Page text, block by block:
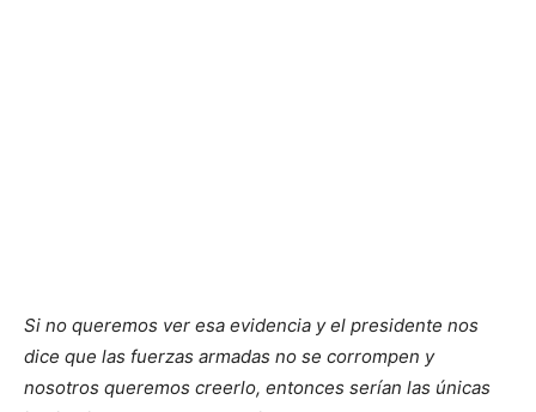
Si no queremos ver esa evidencia y el presidente nos
dice que las fuerzas armadas no se corrompen y
nosotros queremos creerlo, entonces serían las únicas